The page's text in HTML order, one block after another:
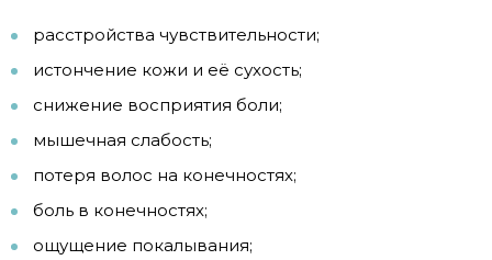
расстройства чувствительности;
истончение кожи и её сухость;
снижение восприятия боли;
мышечная слабость;
потеря волос на конечностях;
боль в конечностях;
ощущение покалывания;